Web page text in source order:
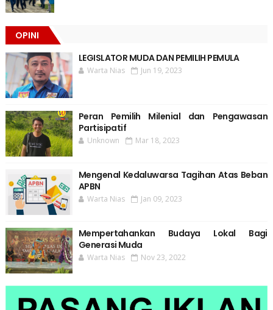
OPINI
LEGISLATOR MUDA DAN PEMILIH PEMULA
Warta Nias Jun 19, 2023
Peran Pemilih Milenial dan Pengawasan
Partisipatif
Unknown Mar 18, 2023
Mengenal Kedaluwarsa Tagihan Atas Beban
APBN
Warta Nias Jan 09, 2023
Mempertahankan Budaya Lokal Bagi
Generasi Muda
Warta Nias Nov 23, 2022